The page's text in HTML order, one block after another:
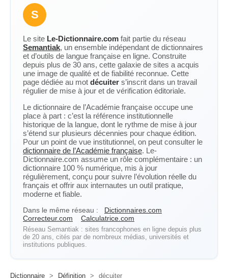
S
Le site Le-Dictionnaire.com fait partie du réseau
Semantiak, un ensemble indépendant de dictionnaires
et d’outils de langue française en ligne. Construite
depuis plus de 30 ans, cette galaxie de sites a acquis
une image de qualité et de fiabilité reconnue. Cette
page dédiée au mot décuiter s’inscrit dans un travail
régulier de mise à jour et de vérification éditoriale.
Le dictionnaire de l’Académie française occupe une
place à part : c’est la référence institutionnelle
historique de la langue, dont le rythme de mise à jour
s’étend sur plusieurs décennies pour chaque édition.
Pour un point de vue institutionnel, on peut consulter le
dictionnaire de l’Académie française. Le-
Dictionnaire.com assume un rôle complémentaire : un
dictionnaire 100 % numérique, mis à jour
régulièrement, conçu pour suivre l’évolution réelle du
français et offrir aux internautes un outil pratique,
moderne et fiable.
Dans le même réseau :
Dictionnaires.com
Correcteur.com
Calculatrice.com
Réseau Semantiak : sites francophones en ligne depuis plus
de 20 ans, cités par de nombreux médias, universités et
institutions publiques.
Dictionnaire > Définition > décuiter